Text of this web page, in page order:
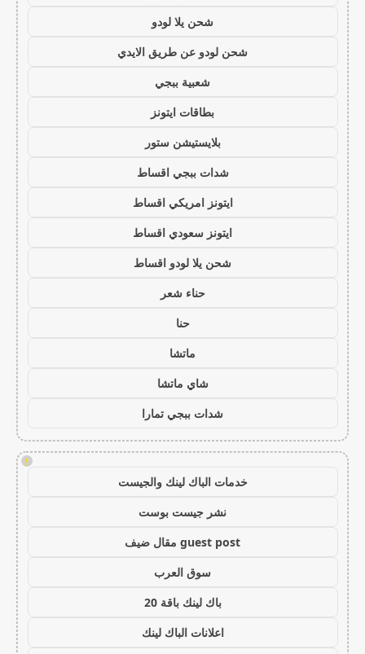
شحن يلا لودو
شحن لودو عن طريق الايدي
شعبية ببجي
بطاقات ايتونز
بلايستيشن ستور
شدات ببجي اقساط
ايتونز امريكي اقساط
ايتونز سعودي اقساط
شحن يلا لودو اقساط
حناء شعر
حنا
ماتشا
شاي ماتشا
شدات ببجي تمارا
!
خدمات الباك لينك والجيست
نشر جيست بوست
guest post مقال ضيف
سوق العرب
باك لينك باقة 20
اعلانات الباك لينك